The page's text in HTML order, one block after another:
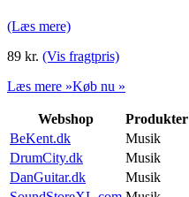
(Læs mere)
89 kr. (Vis fragtpris)
Læs mere »Køb nu »
Webshop Produkter
BeKent.dk
Musik
DrumCity.dk
Musik
DanGuitar.dk
Musik